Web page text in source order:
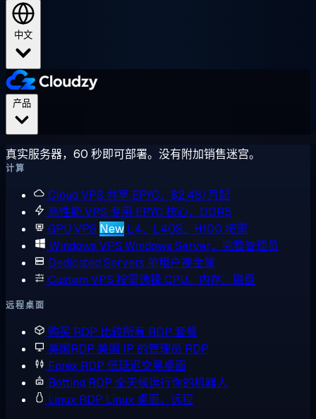
中文
真实服务器，60 秒即可部署。没有附加销售迷宫。
计算
Cloud VPS 共享 EPYC，$2.48/月起
高性能 VPS 专用 EPYC 核心，DDR5
GPU VPS New L4、L40S、H100 按需
Windows VPS Windows Server，完整管理员
Dedicated Servers 单租户裸金属
Custom VPS 按需选择 CPU、内存、磁盘
远程桌面
购买 RDP 比较所有 RDP 套餐
美国RDP 美国 IP 的管理员 RDP
Forex RDP 低延迟交易桌面
Botting RDP 全天候运行你的机器人
Linux RDP Linux 桌面，远程